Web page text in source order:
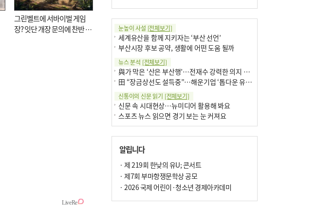
그린벨트에 서바이벌 게임
장? 잇단 개장 문의에 찬반 논
눈높이 사설 [전체보기]
세계유산을 함께 지키자는 ‘부산 선언’
부산시장 후보 공약, 생활에 어떤 도움 될까
뉴스 분석 [전체보기]
與가 막은 ‘산은 부산행’…전재수 강력한 의지 표명 없인 공염불
田 “장금상선도 설득중”…해운기업 ‘톱다운 유치전’ 가속
신통이의 신문 읽기 [전체보기]
신문 속 시대현상…뉴미디어 활용해 봐요
스포츠 뉴스 읽으면 경기 보는 눈 커져요
구·군 승진 축하화분 관행 없애자니 소상공인 울상
팩트체크[전체보기]
알립니다
· 제 219회 한낮의 유U; 콘서트
· 제7회 부마항쟁문학상 공모
· 2026 국제 어린이·청소년 경제아카데미